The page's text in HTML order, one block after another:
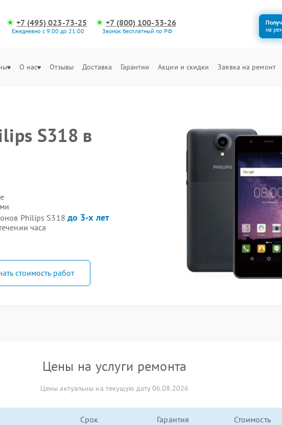
+7 (495) 023-73-25
Ежедневно с 9:00 до 21:00
+7 (800) 100-33-26
Звонок бесплатный по РФ
на
О нас Отзывы Доставка Гарантии Акции и скидки Заявка на ремонт
S318 в
Philips S318 до 3-х лет
часа
стоимость работ
Цены на услуги ремонта
Цены актуальны на текущую дату 06.08.2026
Срок Гарантия Стоимость